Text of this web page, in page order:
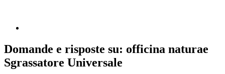
Domande e risposte su: officina naturae
Sgrassatore Universale